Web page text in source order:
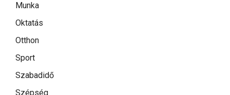
Munka
Oktatás
Otthon
Sport
Szabadidő
Szépség